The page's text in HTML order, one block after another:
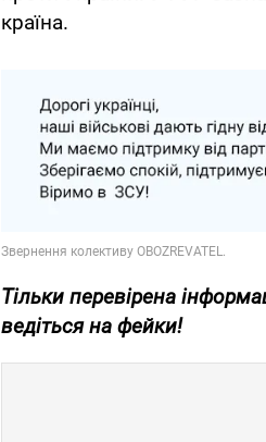
країна.
Тільки перевірена
ведіться на фейки!